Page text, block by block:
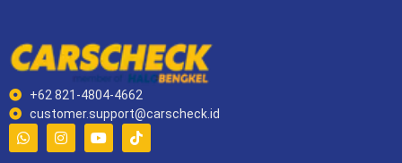
+62 821-4804-4662
customer.support@carscheck.id